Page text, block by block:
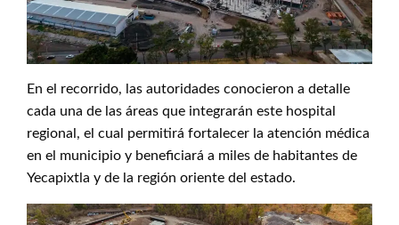
En el recorrido, las autoridades conocieron a detalle
cada una de las áreas que integrarán este hospital
regional, el cual permitirá fortalecer la atención médica
en el municipio y beneficiará a miles de habitantes de
Yecapixtla y de la región oriente del estado.